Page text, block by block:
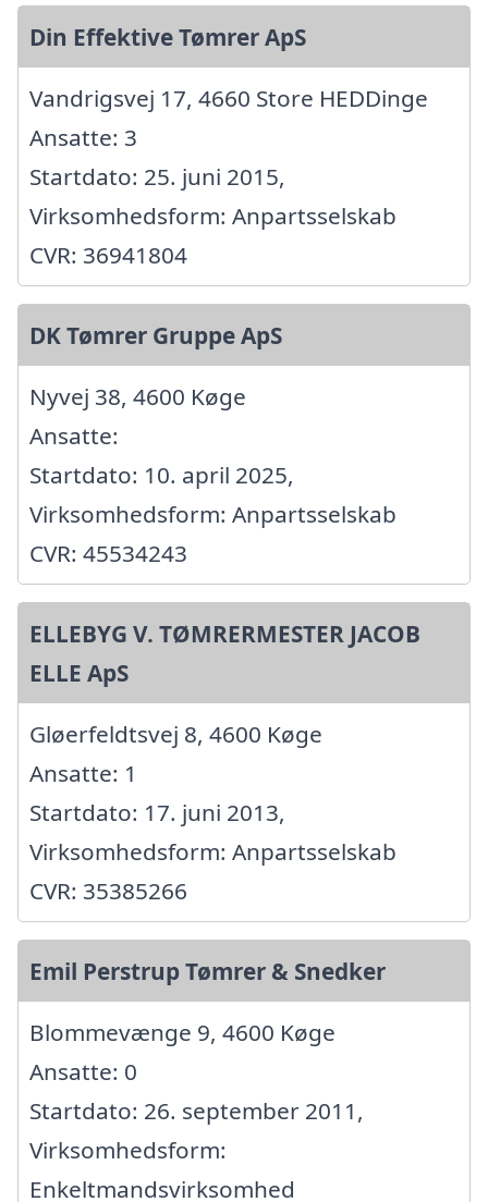
Din Effektive Tømrer ApS
Vandrigsvej 17, 4660 Store HEDDinge
Ansatte: 3
Startdato: 25. juni 2015,
Virksomhedsform: Anpartsselskab
CVR: 36941804
DK Tømrer Gruppe ApS
Nyvej 38, 4600 Køge
Ansatte:
Startdato: 10. april 2025,
Virksomhedsform: Anpartsselskab
CVR: 45534243
ELLEBYG V. TØMRERMESTER JACOB
ELLE ApS
Gløerfeldtsvej 8, 4600 Køge
Ansatte: 1
Startdato: 17. juni 2013,
Virksomhedsform: Anpartsselskab
CVR: 35385266
Emil Perstrup Tømrer & Snedker
Blommevænge 9, 4600 Køge
Ansatte: 0
Startdato: 26. september 2011,
Virksomhedsform:
Enkeltmandsvirksomhed